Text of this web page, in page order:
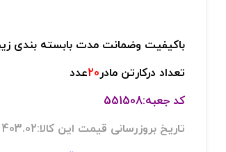
باکیفیت وضمانت مدت بابسته بندی
تعداد درکارتن مادر20عدد
کد جعبه:551508
تاریخ بروزرسانی قیمت این کالا:403.02